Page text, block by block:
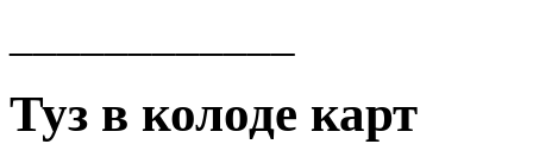
Туз в колоде карт